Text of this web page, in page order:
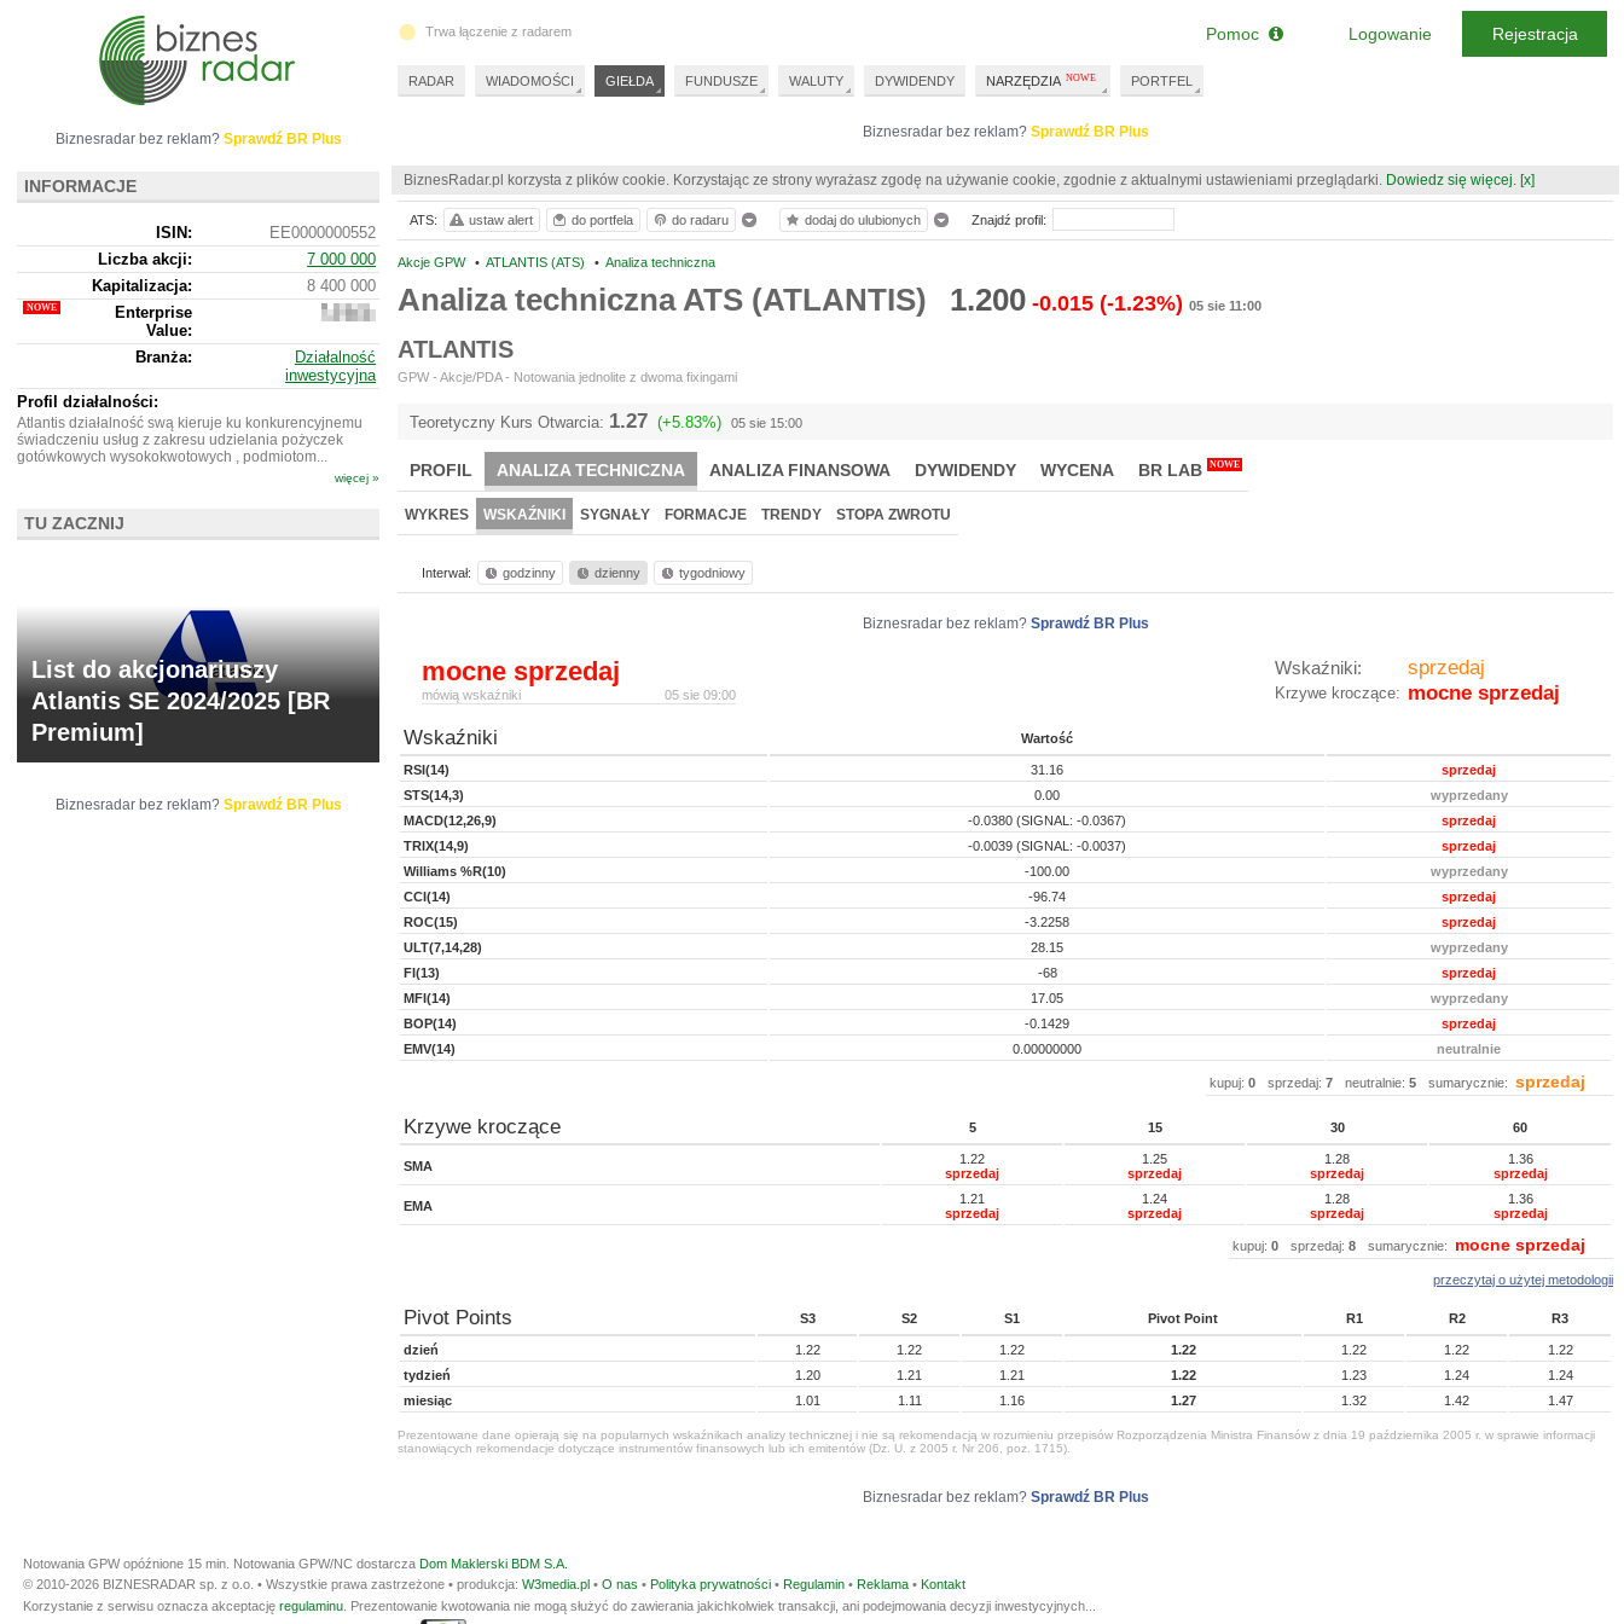
Biznesradar bez reklam? Sprawdź BR Plus
BiznesRadar.pl korzysta z plików cookie. Korzystając ze strony wyrażasz zgodę na używanie cookie, zgodnie z aktualnymi ustawieniami przeglądarki. Dowiedz się więcej. [x]
Akcje GPW • ATLANTIS (ATS) • Analiza techniczna
Analiza techniczna ATS (ATLANTIS) 1.200 -0.015 (-1.23%) 05 sie 11:00
ATLANTIS
GPW - Akcje/PDA - Notowania jednolite z dwoma fixingami
Teoretyczny Kurs Otwarcia: 1.27 (+5.83%) 05 sie 15:00
PROFIL ANALIZA TECHNICZNA ANALIZA FINANSOWA DYWIDENDY WYCENA BR LAB NOWE
WYKRES WSKAŹNIKI SYGNAŁY FORMACJE TRENDY STOPA ZWROTU
Interwał: godzinny dzienny tygodniowy
Biznesradar bez reklam? Sprawdź BR Plus
mocne sprzedaj
05 sie 09:00
mówią wskaźniki
sprzedaj
Wskaźniki:
mocne sprzedaj
Krzywe kroczące:
Wskaźniki Wartość
RSI(14) 31.16
sprzedaj
STS(14,3)
0.00
wyprzedany
MACD(12,26,9)
-0.0380 (SIGNAL: -0.0367)
sprzedaj
TRIX(14,9)
-0.0039 (SIGNAL: -0.0037)
sprzedaj
Williams %R(10)
-100.00
wyprzedany
CCI(14)
-96.74
sprzedaj
ROC(15)
-3.2258
sprzedaj
ULT(7,14,28)
28.15
wyprzedany
FI(13)
-68
sprzedaj
MFI(14)
17.05
wyprzedany
BOP(14)
-0.1429
sprzedaj
EMV(14)
0.00000000 neutralnie
kupuj: 0 sprzedaj: 7 neutralnie: 5 sumarycznie: sprzedaj
Krzywe kroczące 5 15 30 60
SMA
1.22
sprzedaj
1.25
sprzedaj
1.28
sprzedaj
1.36
sprzedaj
EMA
1.21
sprzedaj
1.24
sprzedaj
1.28
sprzedaj
1.36
sprzedaj
kupuj: 0 sprzedaj: 8 sumarycznie: mocne sprzedaj
przeczytaj o użytej metodologii
Pivot Points S3 S2 S1 Pivot Point R1 R2 R3
dzień 1.22 1.22 1.22 1.22 1.22 1.22
1.22
tydzień
1.20 1.21 1.21 1.22 1.23 1.24
1.24
miesiąc
1.01 1.11 1.16 1.27 1.32 1.42 1.47
Prezentowane dane opierają się na popularnych wskaźnikach analizy technicznej i nie są rekomendacją w rozumieniu przepisów Rozporządzenia Ministra Finansów z dnia 19 października 2005 r. w sprawie informacji
stanowiących rekomendacje dotyczące instrumentów finansowych lub ich emitentów (Dz. U. z 2005 r. Nr 206, poz. 1715).
Biznesradar bez reklam? Sprawdź BR Plus
ATS: ustaw alert do portfela do radaru dodaj do ulubionych Znajdź profil:
Biznesradar bez reklam? Sprawdź BR Plus
INFORMACJE
ISIN:
EE0000000552
Liczba akcji:
7 000 000
Kapitalizacja:
8 400 000
Enterprise
Value:
8
577
Branża:
Działalność
inwestycyjna
Profil działalności:
Atlantis działalność swą kieruje ku konkurencyjnemu
świadczeniu usług z zakresu udzielania pożyczek
gotówkowych wysokokwotowych , podmiotom...
więcej »
TU ZACZNIJ
List do akcjonariuszy
Atlantis SE 2024/2025 [BR
Premium]
Biznesradar bez reklam? Sprawdź BR Plus
Trwa łączenie z radarem
RADAR WIADOMOŚCI GIEŁDA FUNDUSZE WALUTY DYWIDENDY NARZĘDZIA PORTFEL
Pomoc Logowanie Rejestracja
Notowania GPW opóźnione 15 min. Notowania GPW/NC dostarcza Dom Maklerski BDM S.A.
© 2010-2026 BIZNESRADAR sp. z o.o. • Wszystkie prawa zastrzeżone • produkcja: W3media.pl • O nas • Polityka prywatności • Regulamin • Reklama • Kontakt
Korzystanie z serwisu oznacza akceptację regulaminu . Prezentowanie kwotowania nie mogą służyć do zawierania jakichkolwiek transakcji, ani podejmowania decyzji inwestycyjnych...